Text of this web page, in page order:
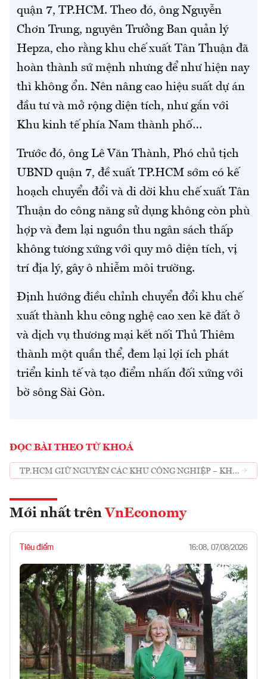
quận 7, TP.HCM. Theo đó, ông Nguyễn
Chơn Trung, nguyên Trưởng Ban quản lý
Hepza, cho rằng khu chế xuất Tân Thuận đã
hoàn thành sứ mệnh nhưng để như hiện nay
thì không ổn. Nên nâng cao hiệu suất dự án
đầu tư và mở rộng diện tích, như gắn với
Khu kinh tế phía Nam thành phố…
Trước đó, ông Lê Văn Thành, Phó chủ tịch
UBND quận 7, đề xuất TP.HCM sớm có kế
hoạch chuyển đổi và di dời khu chế xuất Tân
Thuận do công năng sử dụng không còn phù
hợp và đem lại nguồn thu ngân sách thấp
không tương xứng với quy mô diện tích, vị
trí địa lý, gây ô nhiễm môi trường.
Định hướng điều chỉnh chuyển đổi khu chế
xuất thành khu công nghệ cao xen kẽ đất ở
và dịch vụ thương mại kết nối Thủ Thiêm
thành một quần thể, đem lại lợi ích phát
triển kinh tế và tạo điểm nhấn đối xứng với
bờ sông Sài Gòn.
ĐỌC BÀI THEO TỪ KHOÁ
TP.HCM GIỮ NGUYÊN CÁC KHU CÔNG NGHIỆP – KHU
Mới nhất trên VnEconomy
Tiêu điểm 16:08, 07/08/2026